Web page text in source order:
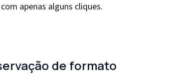
apenas alguns cliques.
de formato